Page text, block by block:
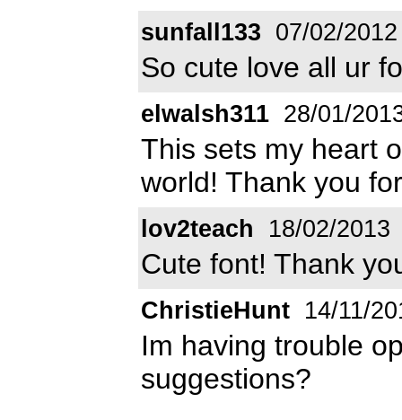
sunfall133 07/02/2012
So cute love all ur
elwalsh311 28/01/
This sets my heart
world! Thank you
lov2teach 18/02/2013
Cute font! Thank
ChristieHunt 14/11/
Im having trouble
suggestions?